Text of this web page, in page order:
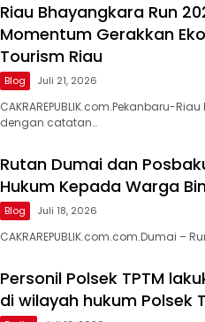
Riau Bhayangkara Run
Momentum Gerakkan
Tourism Riau
Blog Juli 21, 2026
CAKRAREPUBLIK.com.Pekanbaru-
dengan catatan…
Rutan Dumai dan
Hukum Kepada Warga
Blog Juli 18, 2026
CAKRAREPUBLIK.com.com.Dumai –
Personil Polsek TPTM
di wilayah hukum Polsek